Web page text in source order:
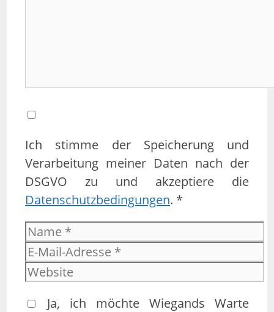
Ich stimme der Speicherung und
Verarbeitung meiner Daten nach der
DSGVO zu und akzeptiere die
Datenschutzbedingungen. *
Name
E-
Mail-
Adresse
Website
Ja, ich möchte Wiegands Warte